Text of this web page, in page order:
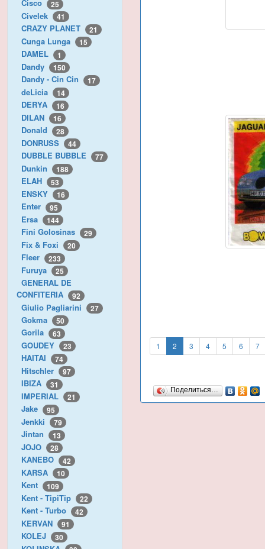
Cisco 25
Civelek 41
CRAZY PLANET 21
Cunga Lunga 15
DAMEL 1
Dandy 150
Dandy - Cin Cin 17
deLicia 14
DERYA 16
DILAN 16
Donald 28
DONRUSS 44
DUBBLE BUBBLE 77
Dunkin 188
ELAH 53
ENSKY 16
Enter 95
Ersa 144
Fini Golosinas 29
Fix & Foxi 20
Fleer 233
Furuya 25
GENERAL DE
CONFITERIA
92
Giulio Pagliarini 27
Gokma 50
Gorila 63
GOUDEY 23
HAITAI 74
Hitschler 97
IBIZA 31
IMPERIAL 21
Jake 95
Jenkki 79
Jintan 13
JOJO 28
KANEBO 42
KARSA 10
Kent 109
Kent - TipiTip 22
Kent - Turbo 42
KERVAN 91
KOLEJ 30
1 2 3 4 5 6 7
Поделиться…